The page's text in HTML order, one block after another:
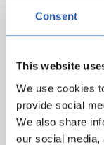
Consent
This website
We use cookies
provide social
We also share
our social media,
siguiente
https://